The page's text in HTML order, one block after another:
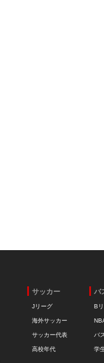
サッカー
Jリーグ
海外サッカー
サッカー代表
高校年代
バ
B
バ
学